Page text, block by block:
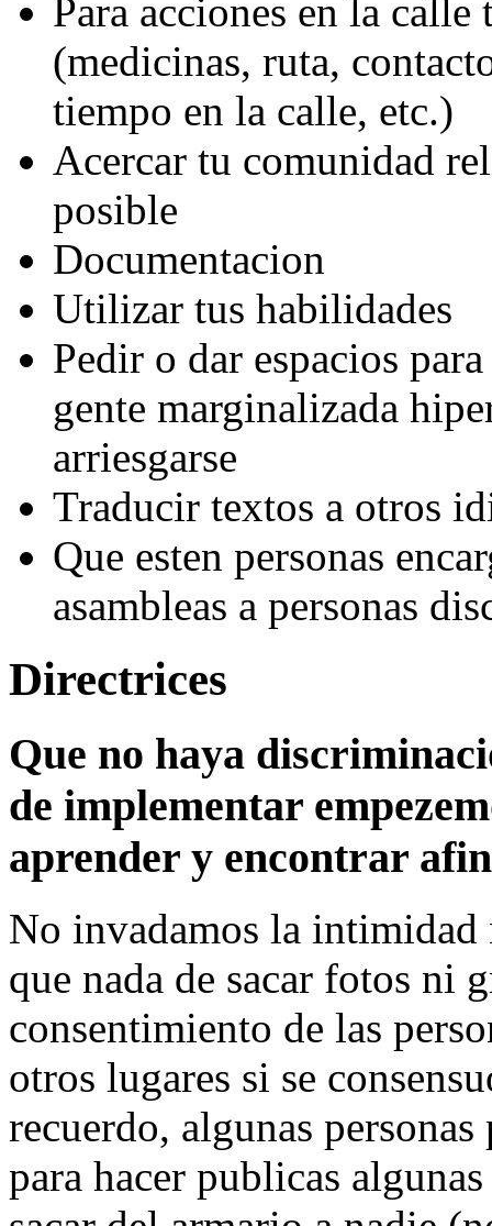
Para acciones en la
(medicinas, ruta,
tiempo en la calle, etc.)
Acercar tu comunidad
posible
Documentacion
Utilizar tus habilidades
Pedir o dar espacios
gente marginalizada
arriesgarse
Traducir textos a otros
Que esten personas
asambleas a personas
Directrices
Que no haya
de implementar
aprender y encontrar
No invadamos la
que nada de sacar fotos ni
consentimiento de las
otros lugares si se
recuerdo, algunas
para hacer publicas